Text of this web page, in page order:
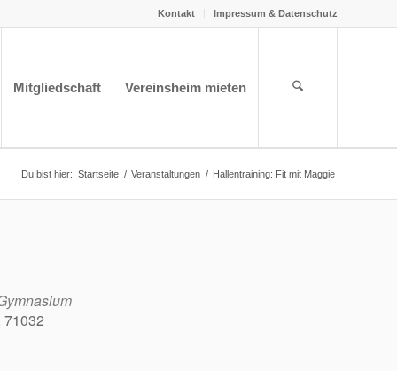
Kontakt Impressum & Datenschutz
Mitgliedschaft Vereinsheim mieten
Du bist hier: Startseite / Veranstaltungen / Hallentraining: Fit mit Maggie
71032